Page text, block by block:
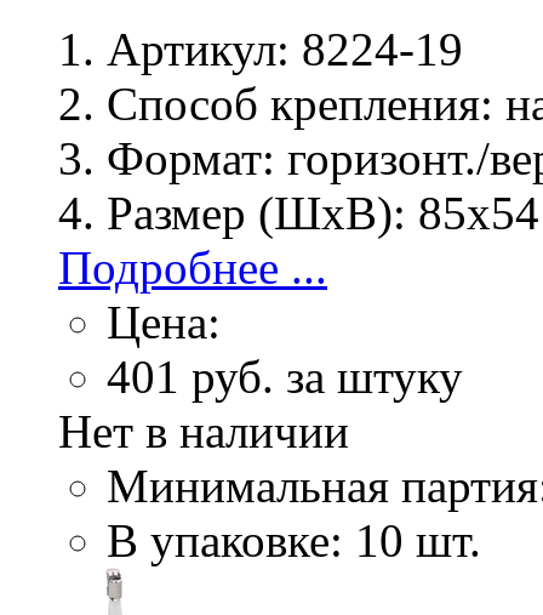
Артикул: 8224-19
Способ крепления:
Формат: горизонт./
Размер (ШхВ):
Подробнее ...
Цена:
401 руб. за штуку
Нет в наличии
Минимальная
В упаковке: 10 шт.